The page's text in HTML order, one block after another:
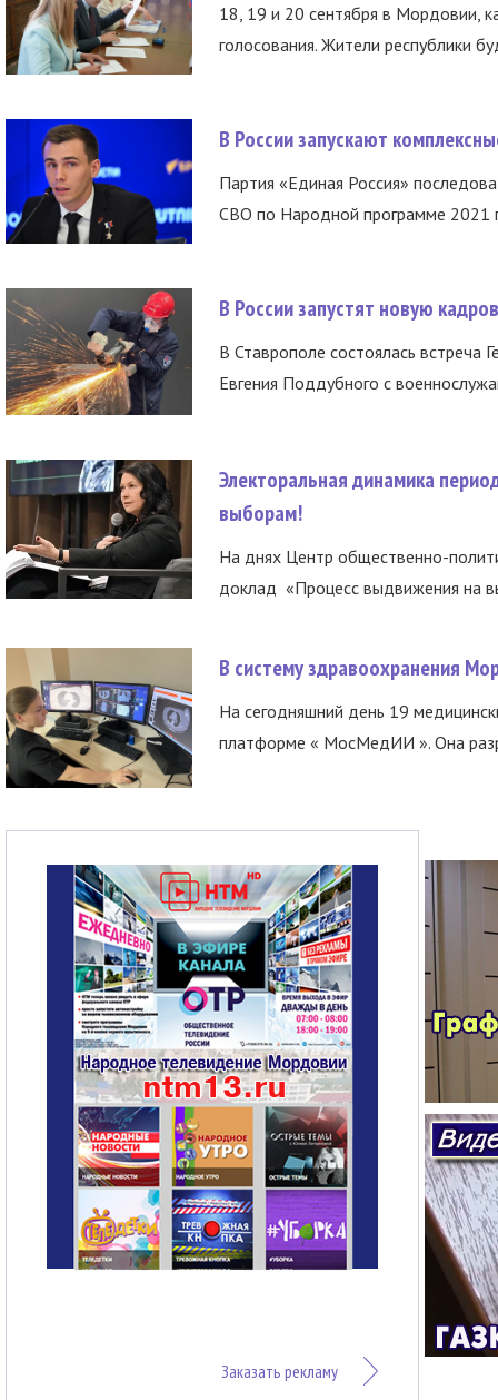
18, 19 и 20 сентября в Мордовии,
голосования. Жители республики
В России запускают
Партия «Единая Россия»
СВО по Народной программе 2021
В России запустят новую
В Ставрополе состоялась встреча
Евгения Поддубного с
Электоральная динамика
выборам!
На днях Центр общественно-
доклад «Процесс выдвижения на
В систему здравоохранения
На сегодняшний день 19
платформе « МосМедИИ ». Она
Заказать рекламу